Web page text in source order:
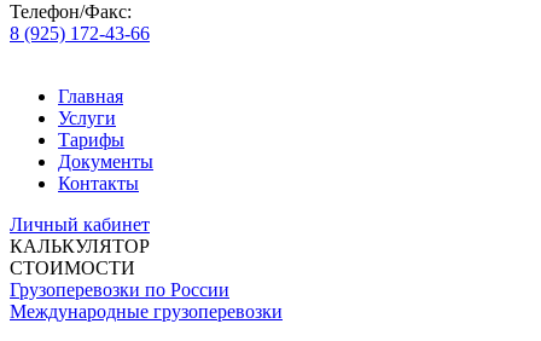
Телефон/Факс:
8 (925) 172-43-66
Главная
Услуги
Тарифы
Документы
Контакты
Личный кабинет
КАЛЬКУЛЯТОР
СТОИМОСТИ
Грузоперевозки по России
Международные грузоперевозки